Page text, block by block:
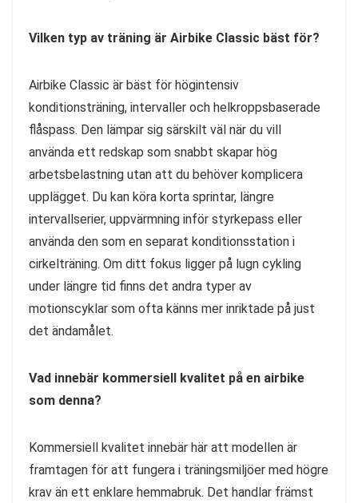
Vilken typ av träning är Airbike Classic bäst för?
Airbike Classic är bäst för högintensiv
konditionsträning, intervaller och helkroppsbaserade
flåspass. Den lämpar sig särskilt väl när du vill
använda ett redskap som snabbt skapar hög
arbetsbelastning utan att du behöver komplicera
upplägget. Du kan köra korta sprintar, längre
intervallserier, uppvärmning inför styrkepass eller
använda den som en separat konditionsstation i
cirkelträning. Om ditt fokus ligger på lugn cykling
under längre tid finns det andra typer av
motionscyklar som ofta känns mer inriktade på just
det ändamålet.
Vad innebär kommersiell kvalitet på en airbike
som denna?
Kommersiell kvalitet innebär här att modellen är
framtagen för att fungera i träningsmiljöer med högre
krav än ett enklare hemmabruk. Det handlar främst